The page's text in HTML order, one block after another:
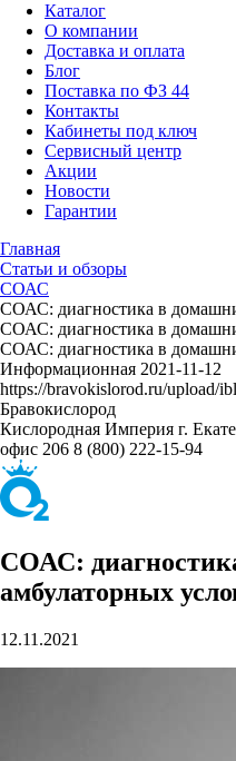
Каталог
О компании
Доставка и оплата
Блог
Поставка по ФЗ 44
Контакты
Кабинеты под ключ
Сервисный центр
Акции
Новости
Гарантии
Главная
Статьи и обзоры
СОАС
СОАС: диагностика в
СОАС: диагностика в
СОАС: диагностика в
Информационная 2021-11-12
https://bravokislorod.ru/upload/
Бравокислород
Кислородная Империя г.
офис 206 8 (800) 222-15-94
СОАС:
амбулаторных
12.11.2021